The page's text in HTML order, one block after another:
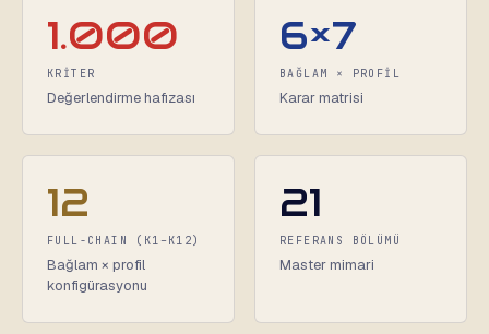
1.000
KRİTER
Değerlendirme hafızası
6×7
BAĞLAM × PROFİL
Karar matrisi
12
FULL-CHAIN (K1–K12)
Bağlam × profil
konfigürasyonu
21
REFERANS BÖLÜMÜ
Master mimari